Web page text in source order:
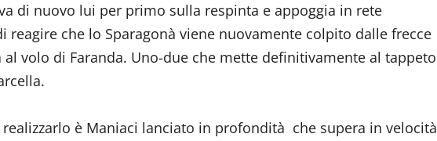
di nuovo lui per primo sulla respinta e appoggia in rete
che lo Sparagonà viene nuovamente colpito dalle frecce
volo di Faranda. Uno-due che mette definitivamente al tappeto
realizzarlo è Maniaci lanciato in profondità che supera in velocità